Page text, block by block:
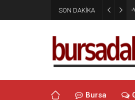
SON DAKİKA
Bursa